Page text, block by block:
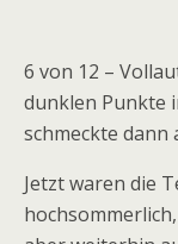
6 von 12 –
dunklen Punkte
schmeckte dann
Jetzt waren die